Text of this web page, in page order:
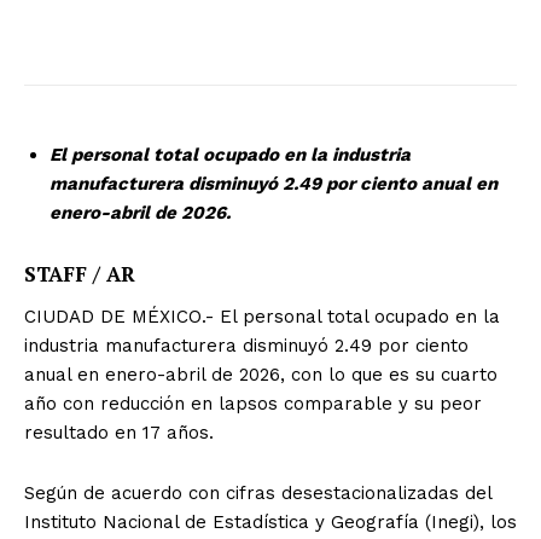
El personal total ocupado en la industria
manufacturera disminuyó 2.49 por ciento anual en
enero-abril de 2026.
STAFF / AR
CIUDAD DE MÉXICO.- El personal total ocupado en la
industria manufacturera disminuyó 2.49 por ciento
anual en enero-abril de 2026, con lo que es su cuarto
año con reducción en lapsos comparable y su peor
resultado en 17 años.
Según de acuerdo con cifras desestacionalizadas del
Instituto Nacional de Estadística y Geografía (Inegi), los